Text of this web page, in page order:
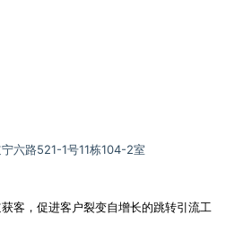
六路521-1号11栋104-2室
客，促进客户裂变自增长的跳转引流工